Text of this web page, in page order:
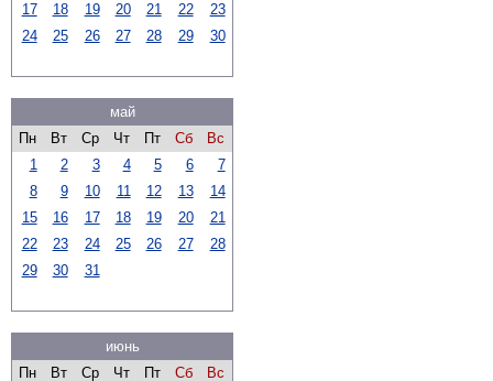
17
18 19 20 21 22
23
24
25 26 27 28 29 30
май
Пн
Вт Ср Чт Пт Сб
Вс
1
2 3 4 5 6
7
8
9 10 11 12 13
14
15
16 17 18 19 20
21
22
23 24 25 26 27
28
29
30 31
июнь
Пн
Вт Ср Чт Пт Сб
Вс